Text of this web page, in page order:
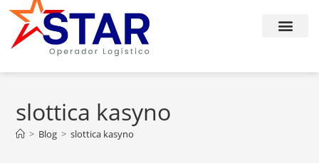
slottica kasyno
> Blog > slottica kasyno